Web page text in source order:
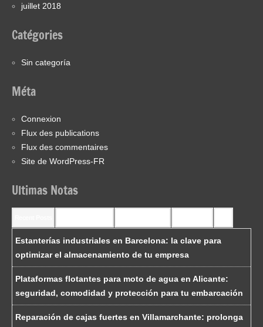
juillet 2018
Catégories
Sin categoría
Méta
Connexion
Flux des publications
Flux des commentaires
Site de WordPress-FR
Ultimas Notas
Estanterías industriales en Barcelona: la clave para
optimizar el almacenamiento de tu empresa
Plataformas flotantes para moto de agua en Alicante:
seguridad, comodidad y protección para tu embarcación
Reparación de cajas fuertes en Villamarchante: prolonga